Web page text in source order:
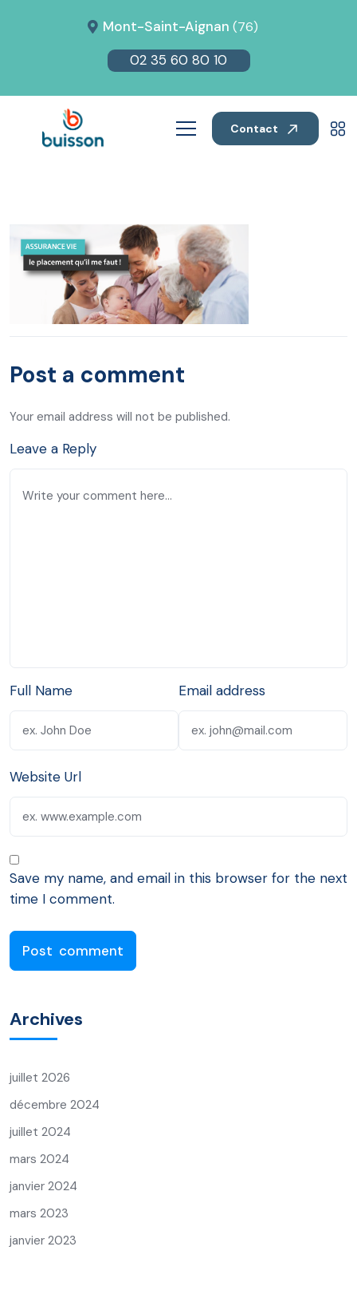
Mont-Saint-Aignan (76)
02 35 60 80 10
Contact
Post a comment
Your email address will not be published.
Leave a Reply
Full Name Email address
Website Url
Save my name, and email in this browser for the next
time I comment.
Archives
juillet 2026
décembre 2024
juillet 2024
mars 2024
janvier 2024
mars 2023
janvier 2023